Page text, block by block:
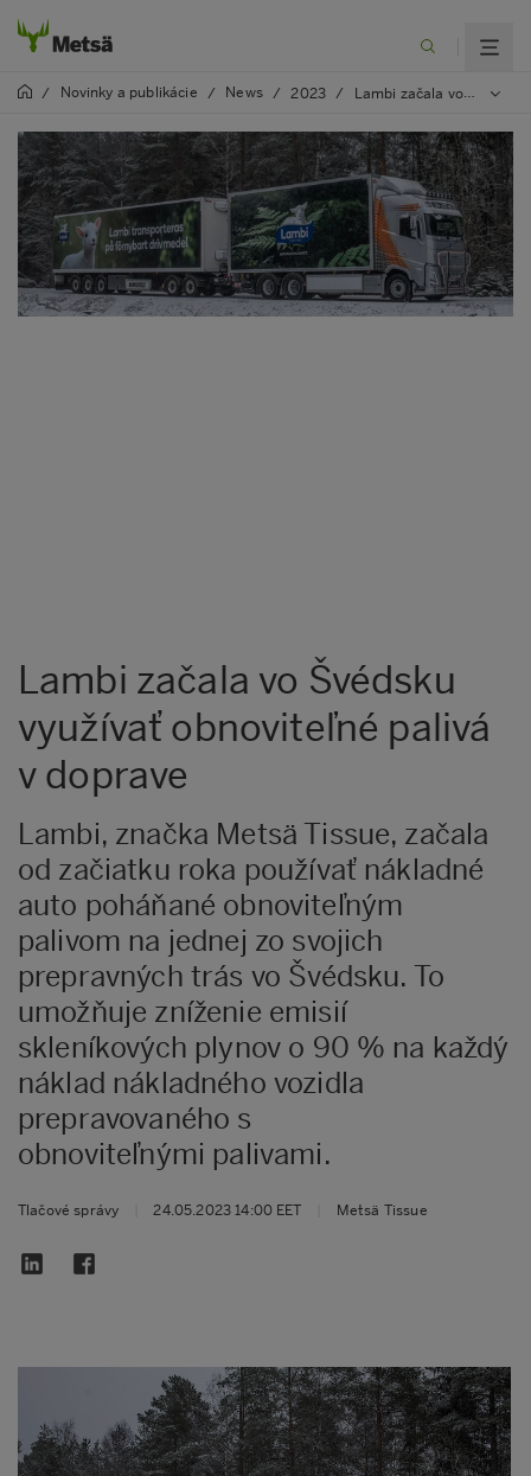
/ Novinky a publikácie / News / 2023 / Lambi začala vo Švédsku využívať obnoviteľné palivá v doprave
Lambi začala vo Švédsku
využívať obnoviteľné palivá
v doprave
Lambi, značka Metsä Tissue, začala
od začiatku roka používať nákladné
auto poháňané obnoviteľným
palivom na jednej zo svojich
prepravných trás vo Švédsku. To
umožňuje zníženie emisií
skleníkových plynov o 90 % na každý
náklad nákladného vozidla
prepravovaného s
obnoviteľnými palivami.
Tlačové správy 24.05.2023 14:00 EET Metsä Tissue